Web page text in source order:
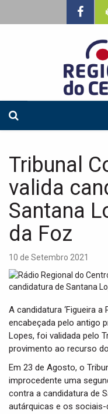
Tribunal
valida
Santana
da Foz
10 de Setembro 2021
A candidatura ‘Figueira a
encabeçada pelo antigo
Lopes, foi validada pelo
provimento ao recurso do
Em 23 de Agosto, o
improcedente uma
contra a candidatura de
autárquicas e os